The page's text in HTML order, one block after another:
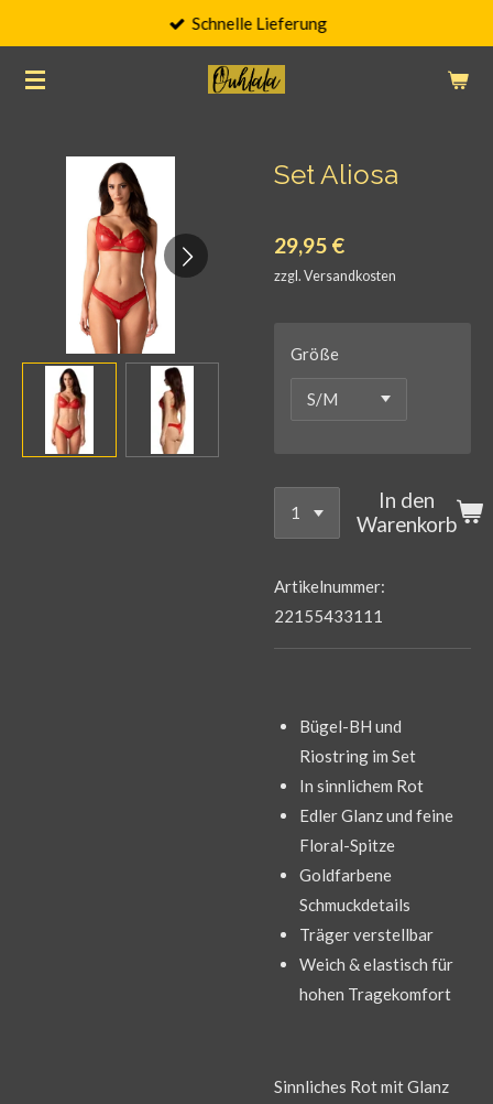
springen
Schnelle Lieferung
Set Aliosa
29,95 €
zzgl. Versandkosten
Größe
In den
Warenkorb
Artikelnummer:
22155433111
Bügel-BH und
Riostring im Set
In sinnlichem Rot
Edler Glanz und feine
Floral-Spitze
Goldfarbene
Schmuckdetails
Träger verstellbar
Weich & elastisch für
hohen Tragekomfort
Sinnliches Rot mit Glanz